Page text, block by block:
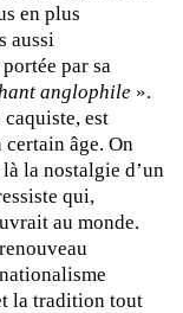
en plus
aussi
par sa
anglophile ».
est
certain âge. On
la nostalgie d’un
qui,
au monde.
la tradition tout